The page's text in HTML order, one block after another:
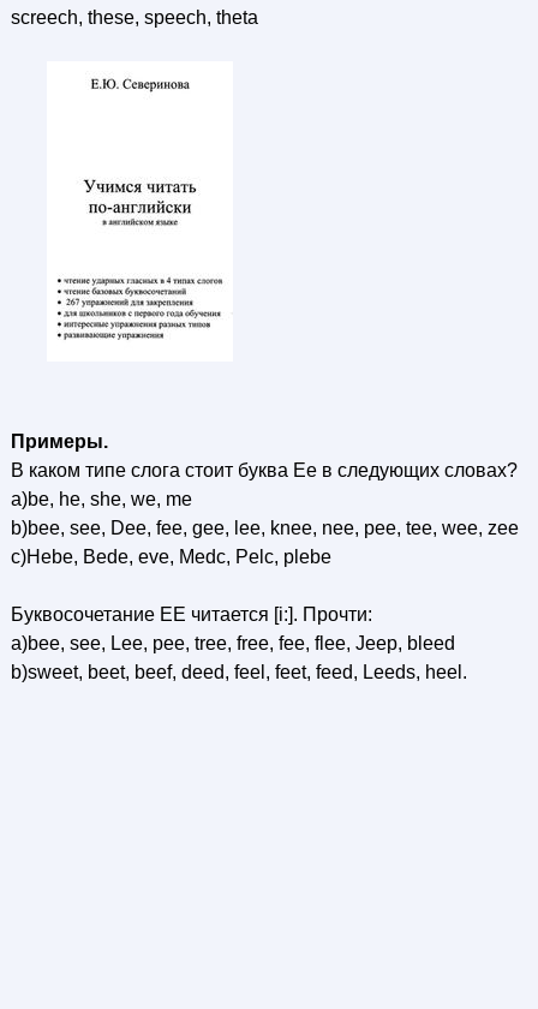
screech, these, speech, theta
Примеры.
В каком типе слога стоит буква Ее в следующих словах?
a)be, he, she, we, me
b)bee, see, Dee, fee, gee, lee, knee, nee, pee, tee, wee, zee
c)Hebe, Bede, eve, Medc, Pelc, plebe
Буквосочетание ЕЕ читается [i:]. Прочти:
a)bee, see, Lee, pee, tree, free, fee, flee, Jeep, bleed
b)sweet, beet, beef, deed, feel, feet, feed, Leeds, heel.